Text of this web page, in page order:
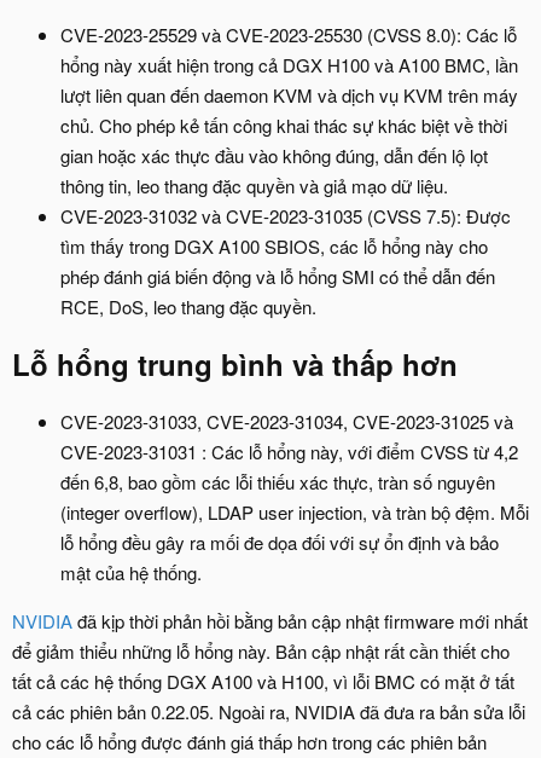
CVE-2023-25529 và CVE-2023-25530 (CVSS 8.0): Các lỗ
hổng này xuất hiện trong cả DGX H100 và A100 BMC, lần
lượt liên quan đến daemon KVM và dịch vụ KVM trên máy
chủ. Cho phép kẻ tấn công khai thác sự khác biệt về thời
gian hoặc xác thực đầu vào không đúng, dẫn đến lộ lọt
thông tin, leo thang đặc quyền và giả mạo dữ liệu.
CVE-2023-31032 và CVE-2023-31035 (CVSS 7.5): Được
tìm thấy trong DGX A100 SBIOS, các lỗ hổng này cho
phép đánh giá biến động và lỗ hổng SMI có thể dẫn đến
RCE, DoS, leo thang đặc quyền.
Lỗ hổng trung bình và thấp hơn​
CVE-2023-31033, CVE-2023-31034, CVE-2023-31025 và
CVE-2023-31031 : Các lỗ hổng này, với điểm CVSS từ 4,2
đến 6,8, bao gồm các lỗi thiếu xác thực, tràn số nguyên
(integer overflow), LDAP user injection, và tràn bộ đệm. Mỗi
lỗ hổng đều gây ra mối đe dọa đối với sự ổn định và bảo
mật của hệ thống.
NVIDIAđã kịp thời phản hồi bằng bản cập nhật firmware mới nhất
để giảm thiểu những lỗ hổng này. Bản cập nhật rất cần thiết cho
tất cả các hệ thống DGX A100 và H100, vì lỗi BMC có mặt ở tất
cả các phiên bản 0.22.05. Ngoài ra, NVIDIA đã đưa ra bản sửa lỗi
cho các lỗ hổng được đánh giá thấp hơn trong các phiên bản